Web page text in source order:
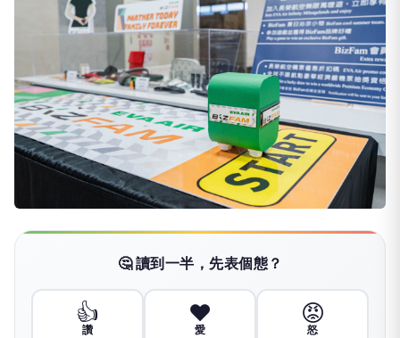
🤔 讀到一半，先表個態？
👍
讚
❤️
愛
😡
怒